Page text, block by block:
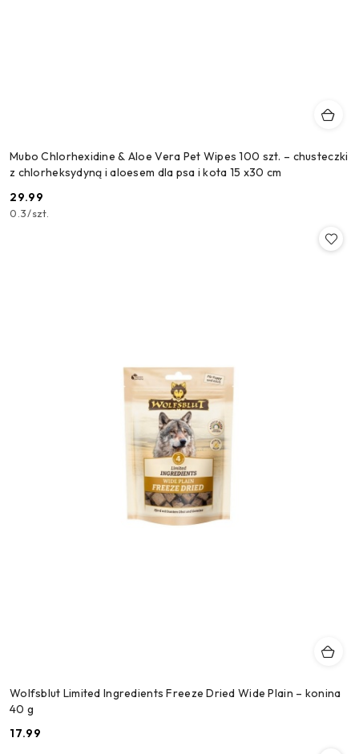
Mubo Chlorhexidine & Aloe Vera Pet Wipes 100 szt. – chusteczki
z chlorheksydyną i aloesem dla psa i kota 15 x30 cm
Cena:
29.99
0.3/szt.
Wolfsblut Limited Ingredients Freeze Dried Wide Plain – konina
40 g
Cena:
17.99